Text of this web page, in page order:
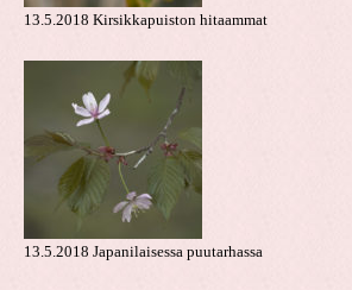
13.5.2018 Kirsikkapuiston hitaammat
13.5.2018 Japanilaisessa puutarhassa